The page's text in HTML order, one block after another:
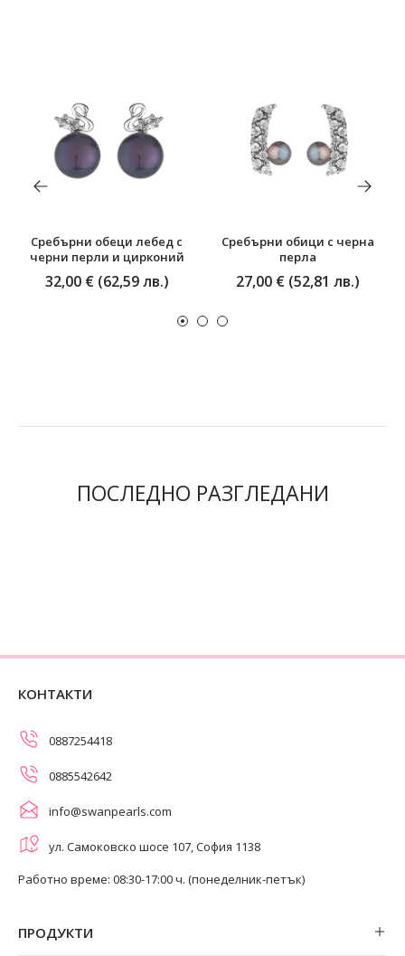
Сребърни обеци лебед с
черни перли и цирконий
32,00 € (62,59 лв.)
Сребърни обици с черна
перла
27,00 € (52,81 лв.)
ПОСЛЕДНО РАЗГЛЕДАНИ
КОНТАКТИ
0887254418
0885542642
info@swanpearls.com
ул. Самоковско шосе 107, София 1138
Работно време: 08:30-17:00 ч. (понеделник-петък)
ПРОДУКТИ